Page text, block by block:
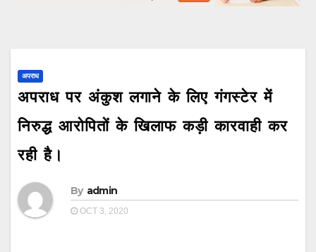
अपराध
अपराध पर अंकुश लगाने के लिए गंगस्टेर में
निरुद्ध आरोपितों के खिलाफ कड़ी कारवाही कर
रही है।
By admin
OCT 3, 2020